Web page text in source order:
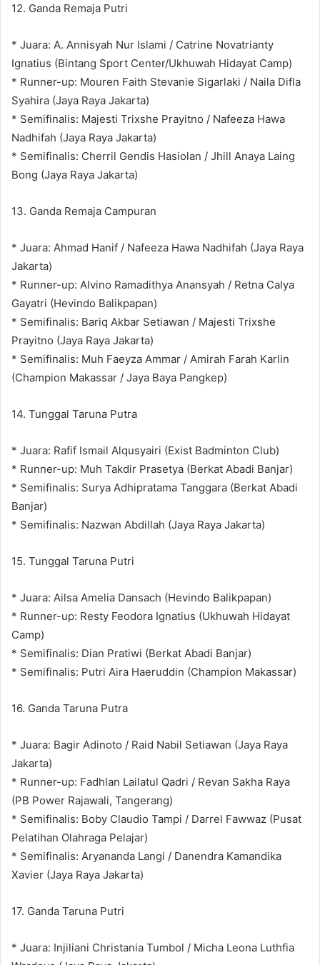
12. Ganda Remaja Putri
* Juara: A. Annisyah Nur Islami / Catrine Novatrianty
Ignatius (Bintang Sport Center/Ukhuwah Hidayat Camp)
* Runner-up: Mouren Faith Stevanie Sigarlaki / Naila Difla
Syahira (Jaya Raya Jakarta)
* Semifinalis: Majesti Trixshe Prayitno / Nafeeza Hawa
Nadhifah (Jaya Raya Jakarta)
* Semifinalis: Cherril Gendis Hasiolan / Jhill Anaya Laing
Bong (Jaya Raya Jakarta)
13. Ganda Remaja Campuran
* Juara: Ahmad Hanif / Nafeeza Hawa Nadhifah (Jaya Raya
Jakarta)
* Runner-up: Alvino Ramadithya Anansyah / Retna Calya
Gayatri (Hevindo Balikpapan)
* Semifinalis: Bariq Akbar Setiawan / Majesti Trixshe
Prayitno (Jaya Raya Jakarta)
* Semifinalis: Muh Faeyza Ammar / Amirah Farah Karlin
(Champion Makassar / Jaya Baya Pangkep)
14. Tunggal Taruna Putra
* Juara: Rafif Ismail Alqusyairi (Exist Badminton Club)
* Runner-up: Muh Takdir Prasetya (Berkat Abadi Banjar)
* Semifinalis: Surya Adhipratama Tanggara (Berkat Abadi
Banjar)
* Semifinalis: Nazwan Abdillah (Jaya Raya Jakarta)
15. Tunggal Taruna Putri
* Juara: Ailsa Amelia Dansach (Hevindo Balikpapan)
* Runner-up: Resty Feodora Ignatius (Ukhuwah Hidayat
Camp)
* Semifinalis: Dian Pratiwi (Berkat Abadi Banjar)
* Semifinalis: Putri Aira Haeruddin (Champion Makassar)
16. Ganda Taruna Putra
* Juara: Bagir Adinoto / Raid Nabil Setiawan (Jaya Raya
Jakarta)
* Runner-up: Fadhlan Lailatul Qadri / Revan Sakha Raya
(PB Power Rajawali, Tangerang)
* Semifinalis: Boby Claudio Tampi / Darrel Fawwaz (Pusat
Pelatihan Olahraga Pelajar)
* Semifinalis: Aryananda Langi / Danendra Kamandika
Xavier (Jaya Raya Jakarta)
17. Ganda Taruna Putri
* Juara: Injiliani Christania Tumbol / Micha Leona Luthfia